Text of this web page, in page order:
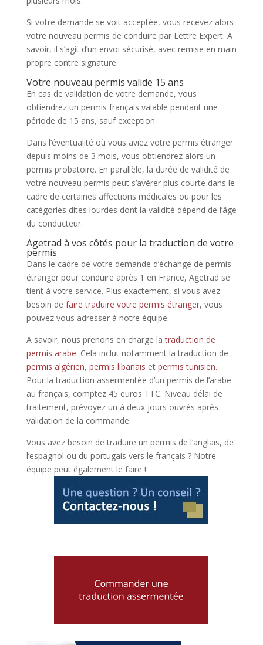
Si votre demande se voit acceptée, vous recevez alors
votre nouveau permis de conduire par Lettre Expert. A
savoir, il s’agit d’un envoi sécurisé, avec remise en main
propre contre signature.
Votre nouveau permis valide 15 ans
En cas de validation de votre demande, vous
obtiendrez un permis français valable pendant une
période de 15 ans, sauf exception.
Dans l’éventualité où vous aviez votre permis étranger
depuis moins de 3 mois, vous obtiendrez alors un
permis probatoire. En parallèle, la durée de validité de
votre nouveau permis peut s’avérer plus courte dans le
cadre de certaines affections médicales ou pour les
catégories dites lourdes dont la validité dépend de l’âge
du conducteur.
Agetrad à vos côtés pour la traduction de votre
permis
Dans le cadre de votre demande d’échange de permis
étranger pour conduire après 1 en France, Agetrad se
tient à votre service. Plus exactement, si vous avez
besoin de faire traduire votre permis étranger, vous
pouvez vous adresser à notre équipe.
A savoir, nous prenons en charge latraduction de
permis arabe. Cela inclut notamment la traduction de
permis algérien, permis libanais et permis tunisien.
Pour la traduction assermentée d’un permis de l’arabe
au français, comptez 45 euros TTC. Niveau délai de
traitement, prévoyez un à deux jours ouvrés après
validation de la commande.
Vous avez besoin de traduire un permis de l’anglais, de
l’espagnol ou du portugais vers le français ? Notre
équipe peut également le faire !